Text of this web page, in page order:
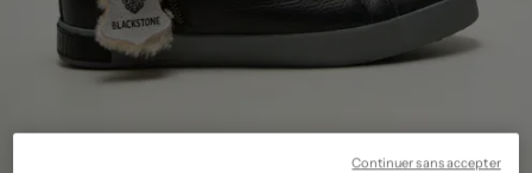
Continuer sans accepter